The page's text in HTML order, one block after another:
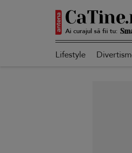
Ai curajul să fii tu:
Lifestyle